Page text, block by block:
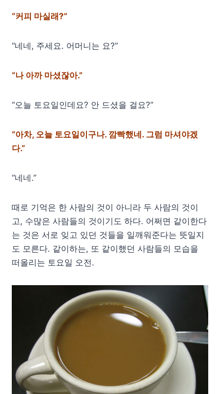
“커피 마실래?”
“네네, 주세요. 어머니는 요?”
“나 아까 마셨잖아.”
“오늘 토요일인데요? 안 드셨을 걸요?”
“아차, 오늘 토요일이구나. 깜빡했네. 그럼 마셔야겠
다.”
“네네.”
때로 기억은 한 사람의 것이 아니라 두 사람의 것이
고, 수많은 사람들의 것이기도 하다. 어쩌면 같이한다
는 것은 서로 잊고 있던 것들을 일깨워준다는 뜻일지
도 모른다. 같이하는, 또 같이했던 사람들의 모습을
떠올리는 토요일 오전.